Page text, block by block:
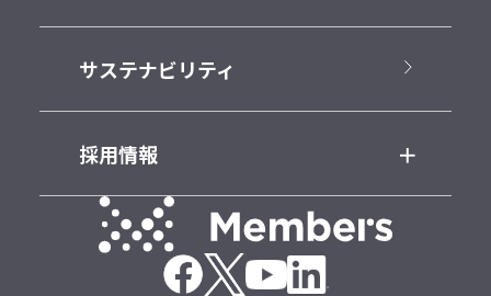
サステナビリティ
採用情報